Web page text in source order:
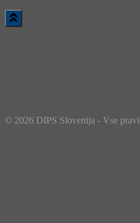
© 2026 DIPS Slovenija - Vse